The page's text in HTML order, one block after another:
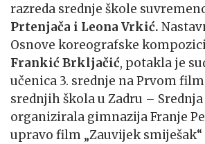
razreda srednje škole
Prtenjača i Leona Vrkić.
Osnove koreografske
Frankić Brkljačić, potakla je
učenica 3. srednje na Prvom
srednjih škola u Zadru –
organizirala gimnazija Franje
upravo film „Zauvijek